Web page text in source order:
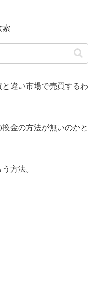
索
違い市場で売買するわ
金の方法が無いのかと
方法。